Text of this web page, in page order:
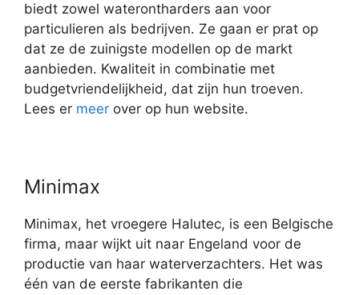
biedt zowel waterontharders aan voor
particulieren als bedrijven. Ze gaan er prat op
dat ze de zuinigste modellen op de markt
aanbieden. Kwaliteit in combinatie met
budgetvriendelijkheid, dat zijn hun troeven.
Lees er meer over op hun website.
Minimax
Minimax, het vroegere Halutec, is een Belgische
firma, maar wijkt uit naar Engeland voor de
productie van haar waterverzachters. Het was
één van de eerste fabrikanten die